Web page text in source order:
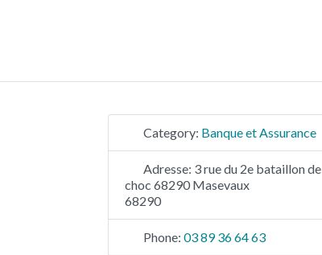
Category: Banque et Assurance
Adresse: 3 rue du 2e bataillon de
choc 68290 Masevaux
68290
Phone: 03 89 36 64 63